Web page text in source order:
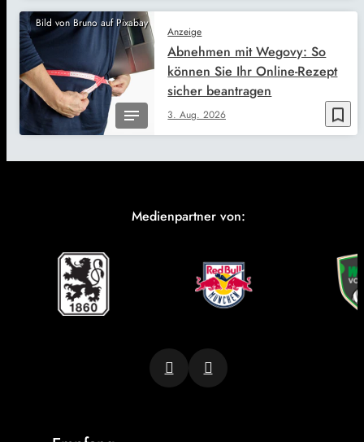
Bild von Bruno auf Pixabay
bookmark_border
Anzeige
3. Aug. 2026
Abnehmen mit Wegovy: So
können Sie Ihr Online-Rezept
sicher beantragen
Medienpartner von: